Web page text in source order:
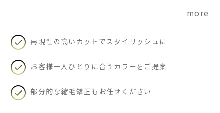
more
再現性の高いカットでスタイリッシュに
お客様一人ひとりに合うカラーをご提案
部分的な縮毛矯正もお任せください